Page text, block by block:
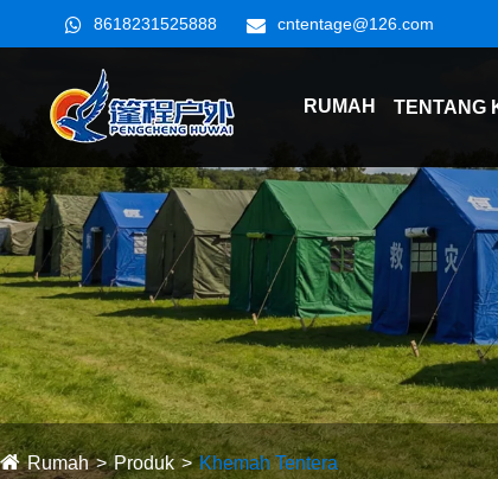
8618231525888 cntentage@126.com
RUMAH TENTANG
Rumah Produk Khemah Tentera